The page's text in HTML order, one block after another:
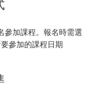
參加課程。報名時需選
參加的課程日期